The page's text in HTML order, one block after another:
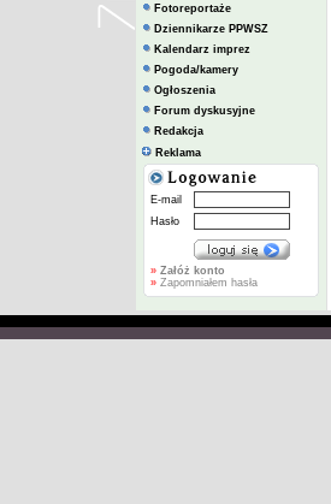
Fotoreportaże
Dziennikarze PPWSZ
Kalendarz imprez
Pogoda/kamery
Ogłoszenia
Forum dyskusyjne
Redakcja
Reklama
E-mail
Hasło
» Załóż konto
» Zapomniałem hasła